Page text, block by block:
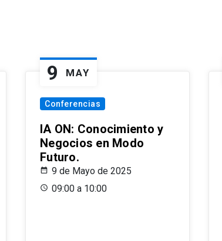
9 MAY
Conferencias
IA ON: Conocimiento y
Negocios en Modo
Futuro.
9 de Mayo de 2025
09:00 a 10:00